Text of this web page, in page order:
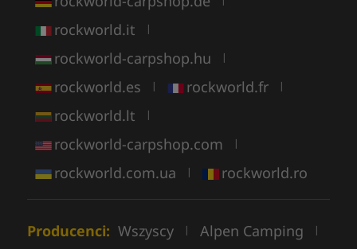
rockworld.it |
rockworld-carpshop.hu |
rockworld.es | rockworld.fr |
rockworld.lt |
rockworld-carpshop.com |
rockworld.com.ua | rockworld.ro
Producenci: Wszyscy | Alpen Camping |